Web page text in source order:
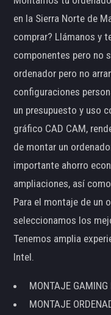
en la Sierra Norte de
comprar? Llámanos y
componentes pero no
ordenador pero no
configuraciones
un presupuesto y uso
gráfico CAD CAM,
de montar un
importante ahorro
ampliaciones, así
Para el montaje de un
seleccionamos los
Tenemos amplia
Intel.
MONTAJE
MONTAJE